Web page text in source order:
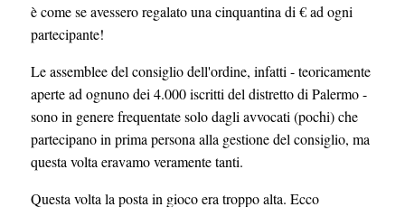
è come se avessero regalato una cinquantina di € ad ogni
partecipante!
Le assemblee del consiglio dell'ordine, infatti - teoricamente
aperte ad ognuno dei 4.000 iscritti del distretto di Palermo -
sono in genere frequentate solo dagli avvocati (pochi) che
partecipano in prima persona alla gestione del consiglio, ma
questa volta eravamo veramente tanti.
Questa volta la posta in gioco era troppo alta. Ecco